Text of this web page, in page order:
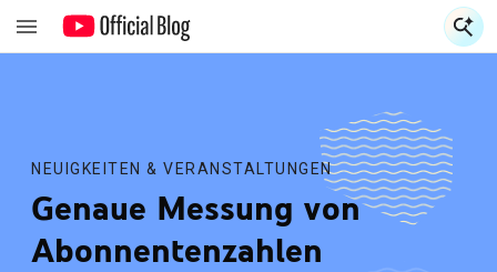
NEUIGKEITEN & VERANSTALTUNGEN
Genaue Messung von
Abonnentenzahlen